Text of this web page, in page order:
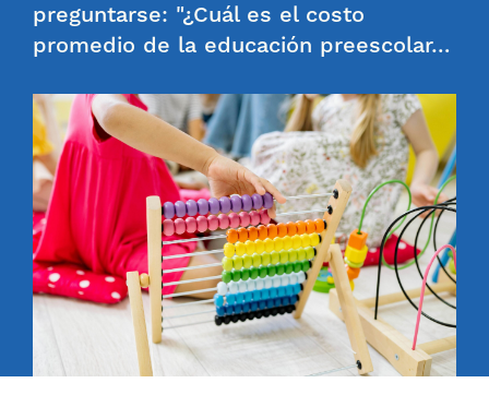
preguntarse: "¿Cuál es el costo
promedio de la educación preescolar…